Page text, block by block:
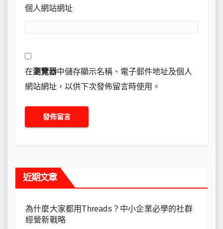
個人網站網址
在瀏覽器中儲存顯示名稱、電子郵件地址及個人
網站網址，以供下次發佈留言時使用。
近期文章
為什麼大家都用Threads？中小企業必學的社群
經營新戰略